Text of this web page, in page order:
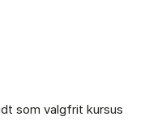
som valgfrit kursus